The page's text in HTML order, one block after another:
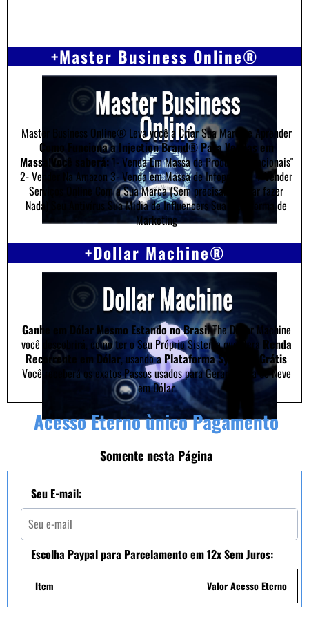
+Master Business Online®
Master Business Online® Leva você a Criar Sua Marca e Aprender
Como Funciona a Injection Brand® Para Vendas em
Massa!Você saberá:1- Venda Em Massa de Produtos "Irracionais"
2- Vender Na Amazon 3- Venda em Massa de Infoproduto 4-Vender
Serviços Online Com a Sua Marca (Sem precisar mandar fazer
Nada) Seu Antivírus Sua Midia de Influencers Sua Plataforma de
Marketing
+Dollar Machine®
Ganhe em Dólar Mesmo Estando no BrasilThe Dollar Machine
você descobrirá, como ter o Seu Próprio Sistema que Gera Renda
Recorrente em Dólar, usando aPlataforma Systeme Grátis
Você receberá os exatos Passos usados para Gerar a Bola de Neve
em Dólar
Acesso Eterno ùnico Pagamento
Somente nesta Página
Seu E-mail:
Escolha Paypal para Parcelamento em 12x Sem Juros:
Item Valor Acesso Eterno